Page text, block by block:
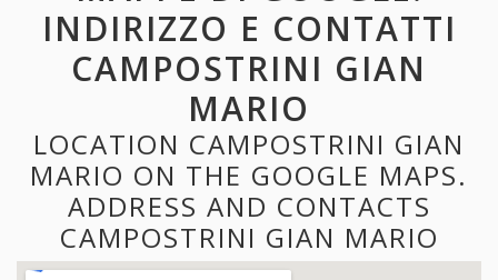
INDIRIZZO E CONTATTI
CAMPOSTRINI GIAN
MARIO
LOCATION CAMPOSTRINI GIAN
MARIO ON THE GOOGLE MAPS.
ADDRESS AND CONTACTS
CAMPOSTRINI GIAN MARIO